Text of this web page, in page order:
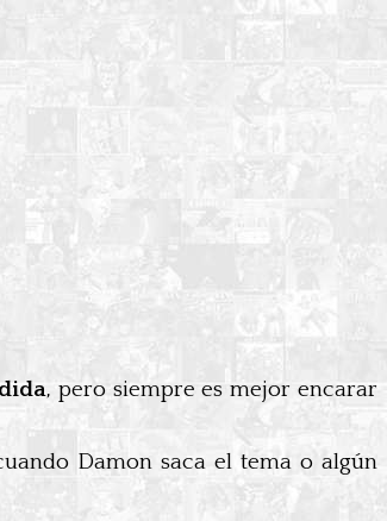
, pero siempre es mejor encarar
Damon saca el tema o algún